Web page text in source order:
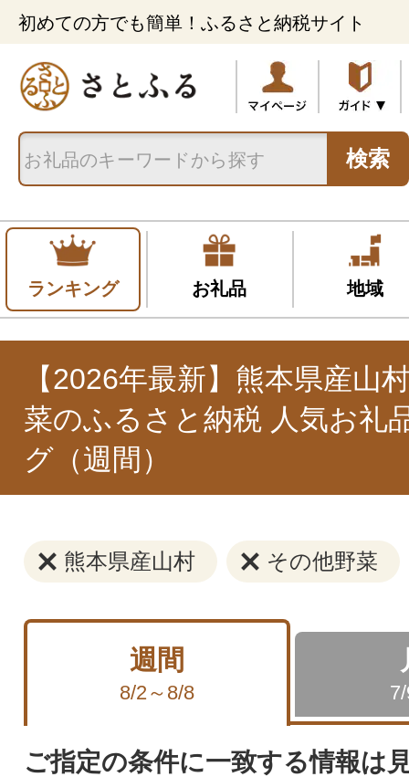
初めての方でも簡単！ふるさと納税サイト
検索
ランキング お礼品 地域
【2026年最新】熊本県産山
菜のふるさと納税 人気お礼
グ（週間）
熊本県産山村 その他野菜
週間
8/2～8/8
ご指定の条件に一致する情報は